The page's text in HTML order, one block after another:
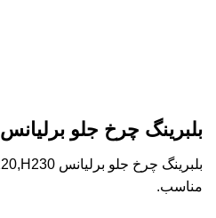
بلبرینگ چرخ جلو برلیانس H220
مناسب.